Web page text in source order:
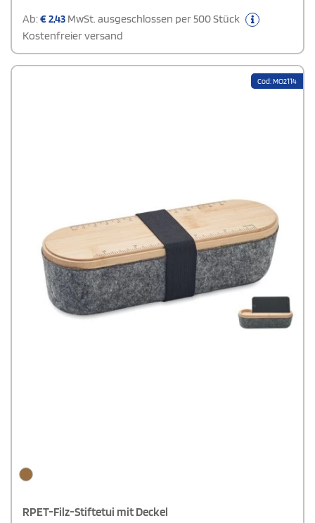
Ab:€2,43 MwSt. ausgeschlossen per 500 Stück
Kostenfreier versand
Cod: MO2114
RPET-Filz-Stiftetui mit Deckel